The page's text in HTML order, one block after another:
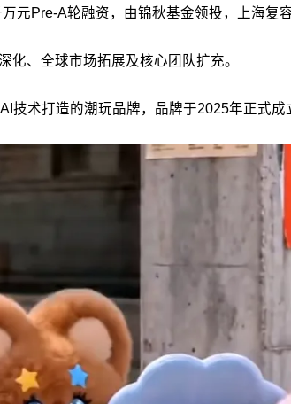
元Pre-A轮融资，由锦秋基金领投，上海复容
、全球市场拓展及核心团队扩充。
术打造的潮玩品牌，品牌于2025年正式成